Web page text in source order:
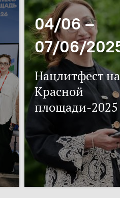
04/06 –
07/06/
Нацлитфест на
Красной
площади-2025